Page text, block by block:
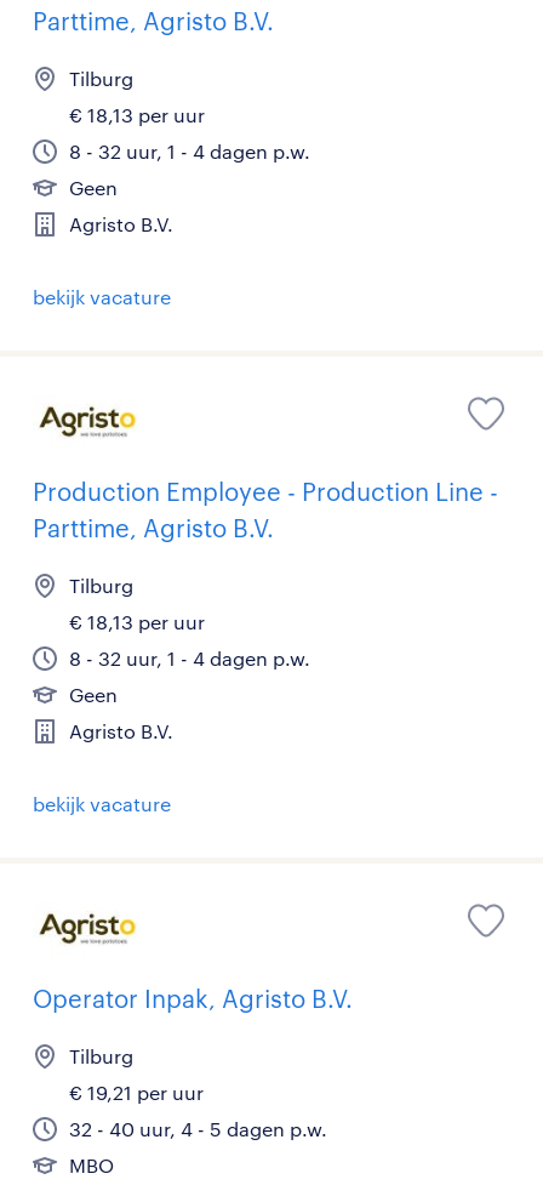
Parttime, Agristo B.V.
Tilburg
€ 18,13 per uur
8 - 32 uur, 1 - 4 dagen p.w.
Geen
Agristo B.V.
bekijk vacature
Production Employee - Production Line -
Parttime, Agristo B.V.
Tilburg
€ 18,13 per uur
8 - 32 uur, 1 - 4 dagen p.w.
Geen
Agristo B.V.
bekijk vacature
Operator Inpak, Agristo B.V.
Tilburg
€ 19,21 per uur
32 - 40 uur, 4 - 5 dagen p.w.
MBO